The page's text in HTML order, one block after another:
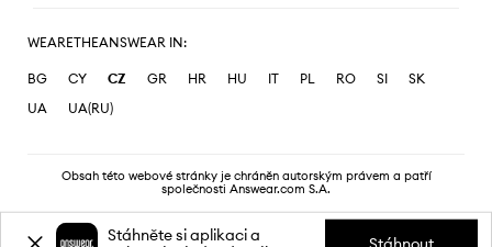
WEARETHEANSWEAR IN:
BG CY CZ GR HR HU IT PL RO SI
SK
UA
UA(RU)
Obsah této webové stránky je chráněn autorským právem a patří
společnosti Answear.com S.A.
Stáhněte si aplikaci a